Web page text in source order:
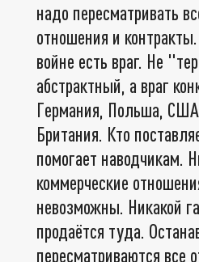
надо пересматривать
отношения и
войне есть враг. Не
абстрактный, а враг
Германия, Польша,
Британия. Кто
помогает наводчикам.
коммерческие
невозможны. Никакой
продаётся туда.
пересматриваются все